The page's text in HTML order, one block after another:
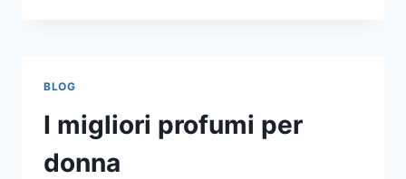
VIDEO
BLOG
I migliori profumi per
donna